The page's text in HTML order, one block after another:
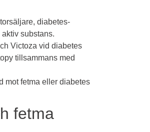
diabetes-
substans.
Victoza vid diabetes
tillsammans med
mot fetma eller diabetes
fetma